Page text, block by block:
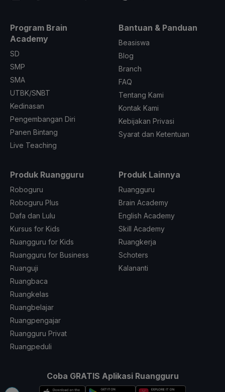
Program Brain
Academy
SD
SMP
SMA
UTBK/SNBT
Kedinasan
Pengembangan Diri
Panen Bintang
Live Teaching
Bantuan & Panduan
Beasiswa
Blog
Branch
FAQ
Tentang Kami
Kontak Kami
Kebijakan Privasi
Syarat dan Ketentuan
Produk Ruangguru
Roboguru
Roboguru Plus
Dafa dan Lulu
Kursus for Kids
Ruangguru for Kids
Ruangguru for Business
Ruanguji
Ruangbaca
Ruangkelas
Ruangbelajar
Ruangpengajar
Ruangguru Privat
Ruangpeduli
Produk Lainnya
Ruangguru
Brain Academy
English Academy
Skill Academy
Ruangkerja
Schoters
Kalananti
Coba GRATIS Aplikasi Ruangguru